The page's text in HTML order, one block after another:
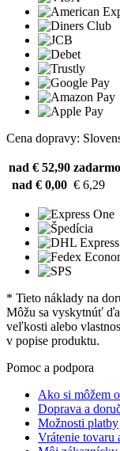
Cena dopravy:
nad € 52,90
nad € 0,00 € 6,29
* Tieto náklady na
Môžu sa vyskytnúť
veľkosti alebo
v popise produktu.
Pomoc a podpora
Ako si môžem
Doprava a
Možnosti platby
Vrátenie tovaru